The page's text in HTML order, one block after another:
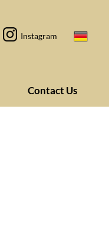
Instagram
Contact Us